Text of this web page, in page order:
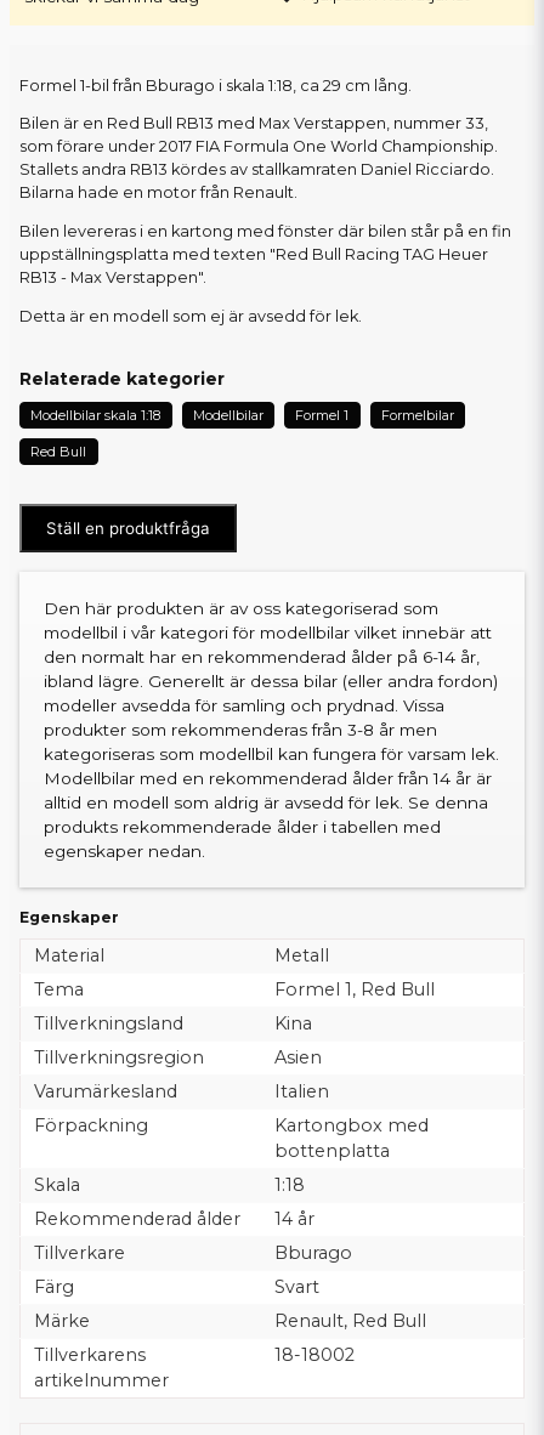
Formel 1-bil från Bburago i skala 1:18, ca 29 cm lång.
Bilen är en Red Bull RB13 med Max Verstappen, nummer 33,
som förare under 2017 FIA Formula One World Championship.
Stallets andra RB13 kördes av stallkamraten Daniel Ricciardo.
Bilarna hade en motor från Renault.
Bilen levereras i en kartong med fönster där bilen står på en fin
uppställningsplatta med texten "Red Bull Racing TAG Heuer
RB13 - Max Verstappen".
Detta är en modell som ej är avsedd för lek.
Relaterade kategorier
Modellbilar skala 1:18 Modellbilar Formel 1 Formelbilar
Red Bull
Ställ en produktfråga
Den här produkten är av oss kategoriserad som
modellbil i vår kategori för modellbilar vilket innebär att
den normalt har en rekommenderad ålder på 6-14 år,
ibland lägre. Generellt är dessa bilar (eller andra fordon)
modeller avsedda för samling och prydnad. Vissa
produkter som rekommenderas från 3-8 år men
kategoriseras som modellbil kan fungera för varsam lek.
Modellbilar med en rekommenderad ålder från 14 år är
alltid en modell som aldrig är avsedd för lek. Se denna
produkts rekommenderade ålder i tabellen med
egenskaper nedan.
Egenskaper
Material
Metall
Tema
Formel 1, Red Bull
Tillverkningsland
Kina
Tillverkningsregion
Asien
Varumärkesland
Italien
Förpackning
Kartongbox med
bottenplatta
Skala
1:18
Rekommenderad ålder
14 år
Tillverkare
Bburago
Färg
Svart
Märke
Renault, Red Bull
Tillverkarens
artikelnummer
18-18002